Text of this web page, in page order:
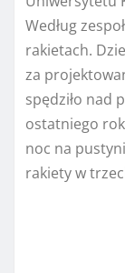
Według
rakietach.
za
spędziło nad
ostatniego
noc na
rakiety w